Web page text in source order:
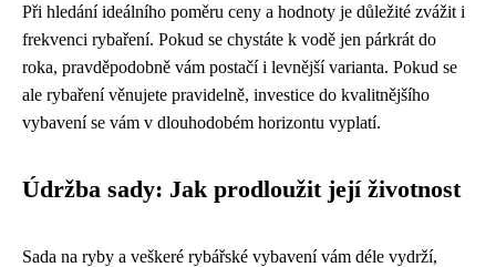
Při hledání ideálního poměru ceny a hodnoty je důležité zvážit i
frekvenci rybaření. Pokud se chystáte k vodě jen párkrát do
roka, pravděpodobně vám postačí i levnější varianta. Pokud se
ale rybaření věnujete pravidelně, investice do kvalitnějšího
vybavení se vám v dlouhodobém horizontu vyplatí.
Údržba sady: Jak prodloužit její životnost
Sada na ryby a veškeré rybářské vybavení vám déle vydrží,